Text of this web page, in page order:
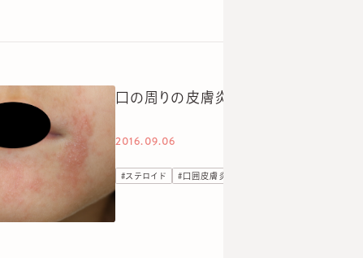
口の周りの皮膚炎が繰り返す原因は？
2016.09.06
# ステロイド # 口囲皮膚炎